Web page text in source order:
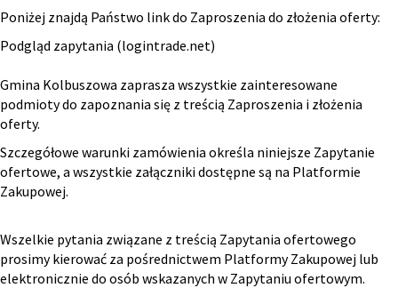
Poniżej znajdą Państwo link do Zaproszenia do złożenia oferty:
Podgląd zapytania (logintrade.net)
Gmina Kolbuszowa zaprasza wszystkie zainteresowane
podmioty do zapoznania się z treścią Zaproszenia i złożenia
oferty.
Szczegółowe warunki zamówienia określa niniejsze Zapytanie
ofertowe, a wszystkie załączniki dostępne są na Platformie
Zakupowej.
Wszelkie pytania związane z treścią Zapytania ofertowego
prosimy kierować za pośrednictwem Platformy Zakupowej lub
elektronicznie do osób wskazanych w Zapytaniu ofertowym.